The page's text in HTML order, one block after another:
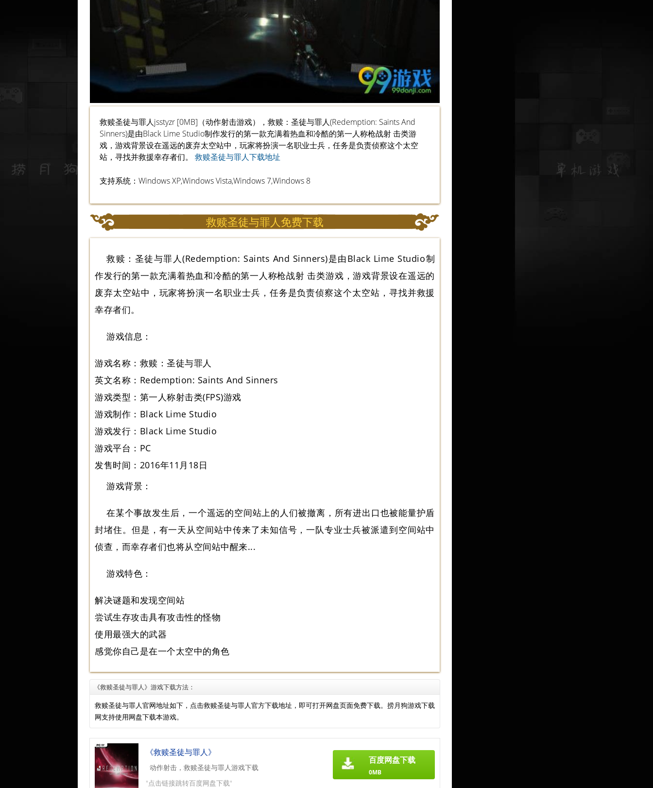
救赎圣徒与罪人jsstyzr [0MB]（动作射击游戏），救赎：圣徒与罪人(Redemption: Saints And
Sinners)是由Black Lime Studio制作发行的第一款充满着热血和冷酷的第一人称枪战射 击类游
戏，游戏背景设在遥远的废弃太空站中，玩家将扮演一名职业士兵，任务是负责侦察这个太空
站，寻找并救援幸存者们。 救赎圣徒与罪人下载地址
支持系统：Windows XP,Windows Vista,Windows 7,Windows 8
救赎圣徒与罪人免费下载
救赎：圣徒与罪人(Redemption: Saints And Sinners)是由Black Lime Studio制
作发行的第一款充满着热血和冷酷的第一人称枪战射 击类游戏，游戏背景设在遥远的
废弃太空站中，玩家将扮演一名职业士兵，任务是负责侦察这个太空站，寻找并救援
幸存者们。
游戏信息：
游戏名称：救赎：圣徒与罪人
英文名称：Redemption: Saints And Sinners
游戏类型：第一人称射击类(FPS)游戏
游戏制作：Black Lime Studio
游戏发行：Black Lime Studio
游戏平台：PC
发售时间：2016年11月18日
游戏背景：
在某个事故发生后，一个遥远的空间站上的人们被撤离，所有进出口也被能量护盾
封堵住。但是，有一天从空间站中传来了未知信号，一队专业士兵被派遣到空间站中
侦查，而幸存者们也将从空间站中醒来...
游戏特色：
解决谜题和发现空间站
尝试生存攻击具有攻击性的怪物
使用最强大的武器
感觉你自己是在一个太空中的角色
《救赎圣徒与罪人》游戏下载方法：
救赎圣徒与罪人官网地址如下，点击救赎圣徒与罪人官方下载地址，即可打开网盘页面免费下载。捞月狗游戏下载
网支持使用网盘下载本游戏。
《救赎圣徒与罪人》
动作射击，救赎圣徒与罪人游戏下载
"点击链接跳转百度网盘下载"
百度网盘下载
0MB